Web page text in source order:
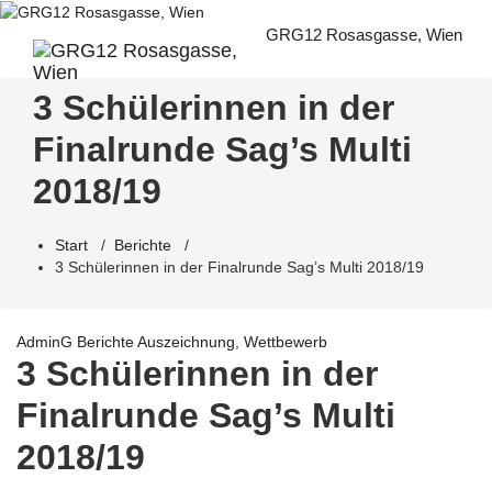
Zum
springen
GRG12 Rosasgasse, Wien
3 Schülerinnen in der
Finalrunde Sag’s Multi
2018/19
Start / Berichte /
3 Schülerinnen in der Finalrunde Sag’s Multi 2018/19
AdminG BerichteAuszeichnung, Wettbewerb
3 Schülerinnen in der
Finalrunde Sag’s Multi
2018/19